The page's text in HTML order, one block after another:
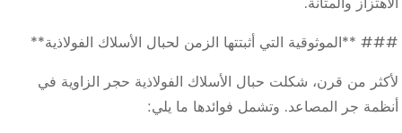
### **الموثوقية التي أثبتتها الزمن لحبال الأسلاك الفولاذية**
لأكثر من قرن، شكلت حبال الأسلاك الفولاذية حجر الزاوية في
أنظمة جر المصاعد. وتشمل فوائدها ما يلي: